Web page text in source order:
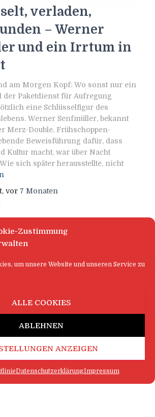
Zustimmung
um unsere Website und unseren Service zu
ALLE COOKIES
ABLEHNEN
ANZEIGEN
DatenschutzerklärungImpressum
verladen,
– Werner
und ein Irrtum in
am Morgen Kopf: Wo sonst nur ein
der Paketdienst für Aufregung
eine Schlüsselfigur des
Werner Senfmüller, bekannt
Merz-Double, Frühschoppen-
Beweisführung dafür, dass
Kultur macht, war über Nacht
sich später herausstellte, nicht
, vor 7 Monaten